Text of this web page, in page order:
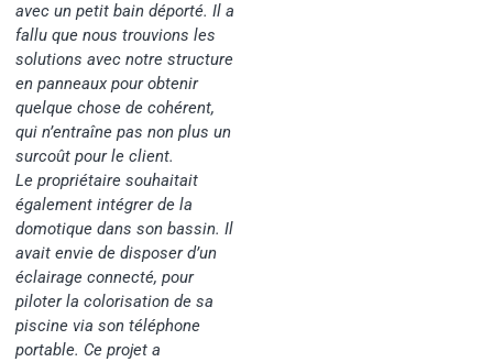
avec un petit bain déporté. Il a
fallu que nous trouvions les
solutions avec notre structure
en panneaux pour obtenir
quelque chose de cohérent,
qui n’entraîne pas non plus un
surcoût pour le client.
Le propriétaire souhaitait
également intégrer de la
domotique dans son bassin. Il
avait envie de disposer d’un
éclairage connecté, pour
piloter la colorisation de sa
piscine via son téléphone
portable. Ce projet a